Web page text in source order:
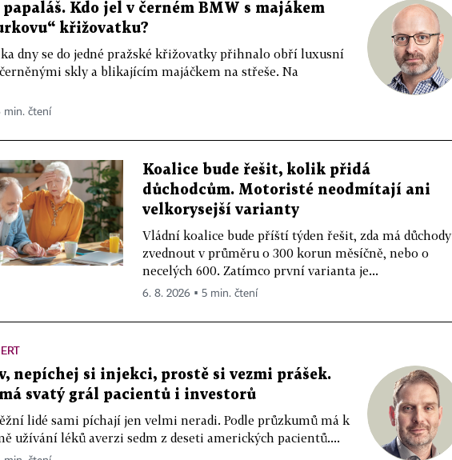
papaláš. Kdo jel v černém BMW s majákem
křižovatku?
dny se do jedné pražské křižovatky přihnalo obří luxusní
skly a blikajícím majáčkem na střeše. Na
min. čtení
Koalice bude řešit, kolik přidá
důchodcům. Motoristé neodmítají ani
velkorysejší varianty
Vládní koalice bude příští týden řešit, zda má důchody
zvednout v průměru o 300 korun měsíčně, nebo o
necelých 600. Zatímco první varianta je...
6. 8. 2026 ▪ 5 min. čtení
nepíchej si injekci, prostě si vezmi prášek.
svatý grál pacientů i investorů
lidé sami píchají jen velmi neradi. Podle průzkumů má k
užívání léků averzi sedm z deseti amerických pacientů....